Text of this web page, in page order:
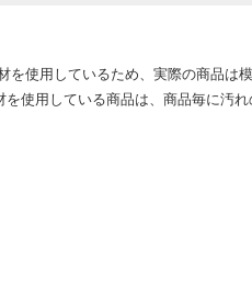
を使用しているため、実際の商品は
使用している商品は、商品毎に汚れ